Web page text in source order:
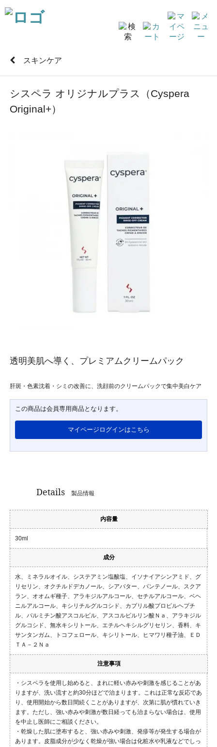
スキンケア
シスペラ オリジナルプラス（Cyspera
Original+）
透明美肌へ導く、プレミアムクリームパック
肝斑・色素沈着・シミの改善に、洗顔前のクリームパックで集中美白ケア
この商品は会員専用商品となります。
マイページログインはこちら
Details 製品情報
内容量
30ml
成分
水、ミネラルオイル、システアミン塩酸塩、イソナイアシンアミド、グ
リセリン、オクチルドデカノール、シアバター、パンテノール、スクア
ラン、オオムギ種子、アラキジルアルコール、セチルアルコール、ベヘ
ニルアルコール、キシリチルグルコシド、カプリル酸プロピルヘプチ
ル、パルミチン酸アスコルビル、アスコルビルリン酸Ｎａ、アラキジル
グルコシド、無水キシリトール、エチルヘキシルグリセリン、香料、キ
サンタンガム、トコフェロール、キシリトール、ヒマワリ種子油、ＥＤ
ＴＡ－２Ｎａ
注意事項
・シスペラを使用し始めると、まれに軽い赤みや刺激を感じることがあ
りますが、洗い流すと約30分ほどで治まります。これは正常な反応であ
り、使用開始から数日間続くことがありますが、次第に肌が慣れていき
ます。ただし、強い赤みや刺激が数日経っても治まらない場合は、使用
を中止し医師にご相談ください。
・乾燥した肌に塗布すると、強い赤みや刺激、発疹等が発生する場合が
あります。皮脂成分が少なく乾燥が強い場合は化粧水や乳液などでしっ